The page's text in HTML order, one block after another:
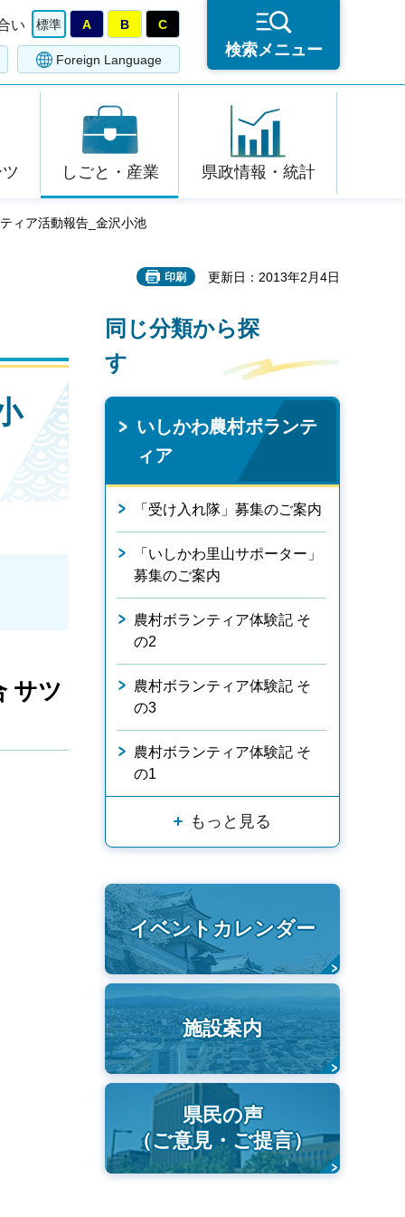
い 標準 A B C
Foreign Language
検索メニュー
しごと・産業 県政情報・統計
ィア活動報告_金沢小池
印刷 更新日：2013年2月4日
サツ
同じ分類から探
す
いしかわ農村ボランテ
ィア
「受け入れ隊」募集のご案内
「いしかわ里山サポーター」
募集のご案内
農村ボランティア体験記 そ
の2
農村ボランティア体験記 そ
の3
農村ボランティア体験記 そ
の1
もっと見る
イベントカレンダー
施設案内
県民の声
（ご意見・ご提言）